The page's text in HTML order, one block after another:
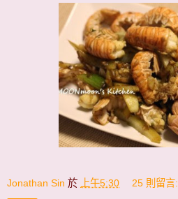
Jonathan Sin 於 上午5:30 25 則留言: